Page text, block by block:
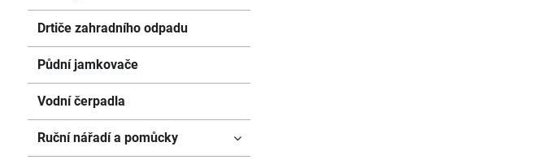
Drtiče zahradního odpadu
Půdní jamkovače
Vodní čerpadla
Ruční nářadí a pomůcky